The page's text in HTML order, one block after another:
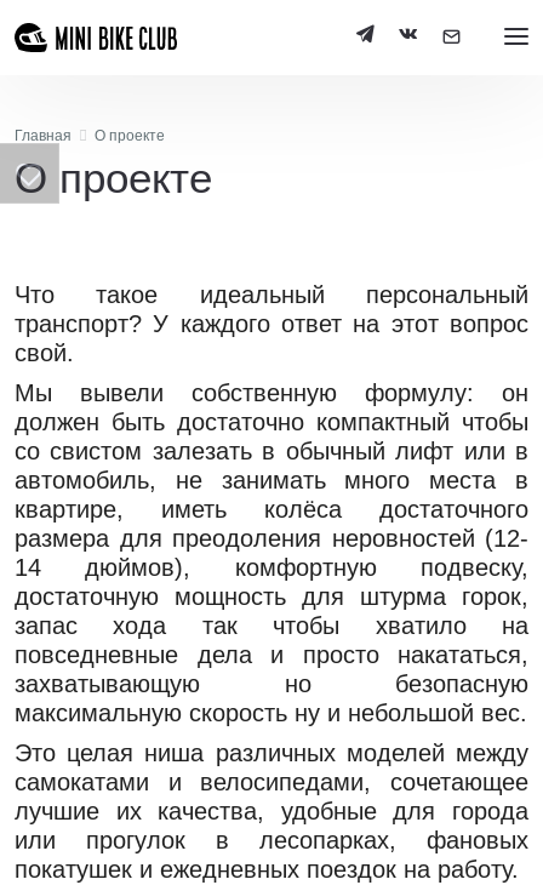
Главная О проекте
О проекте
Что такое идеальный персональный
транспорт? У каждого ответ на этот вопрос
свой.
Мы вывели собственную формулу: он
должен быть достаточно компактный чтобы
со свистом залезать в обычный лифт или в
автомобиль, не занимать много места в
квартире, иметь колёса достаточного
размера для преодоления неровностей (12-
14 дюймов), комфортную подвеску,
достаточную мощность для штурма горок,
запас хода так чтобы хватило на
повседневные дела и просто накататься,
захватывающую но безопасную
максимальную скорость ну и небольшой вес.
Это целая ниша различных моделей между
самокатами и велосипедами, сочетающее
лучшие их качества, удобные для города
или прогулок в лесопарках, фановых
покатушек и ежедневных поездок на работу.